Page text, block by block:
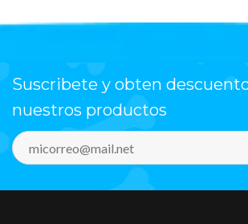
Suscribete y obten
nuestros productos